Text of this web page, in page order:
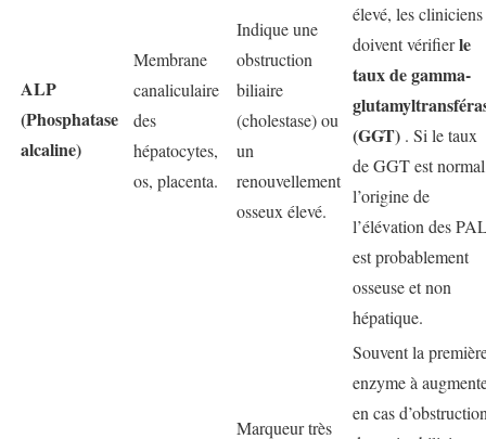
ALP
(Phosphatase
alcaline)
Membrane
canaliculaire
des
hépatocytes,
os, placenta.
Indique une
obstruction
biliaire
(cholestase) ou
un
renouvellement
osseux élevé.
élevé, les cliniciens
doivent vérifierle
taux de gamma-
(GGT) . Si le taux
de GGT est
l’origine de
l’élévation des
est probablement
osseuse et non
hépatique.
Marqueur très
Souvent la
enzyme à
en cas